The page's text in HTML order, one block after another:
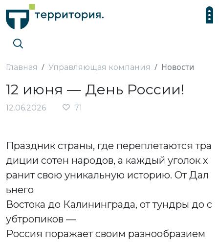
Главная Управляющая компания Новости
12 июня — День России!
12.06.2026 71
Праздник страны, где переплетаются тра
диции сотен народов, а каждый уголок х
ранит свою уникальную историю. От Дал
ьнего
Востока до Калининграда, от тундры до с
убтропиков —
Россия поражает своим разнообразием